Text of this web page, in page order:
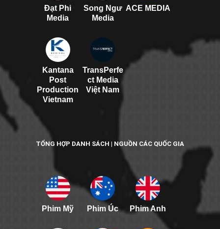
Đạt Phi
Media
Song Ngư
Media
ACE MEDIA
Kantana
Post
Production
Vietnam
TransPerfe
ct Media
Việt Nam
TỔNG HỢP DANH SÁCH | NGUỒN CÁC QUỐC GIA
Phim Mỹ Phim Úc Phim Anh